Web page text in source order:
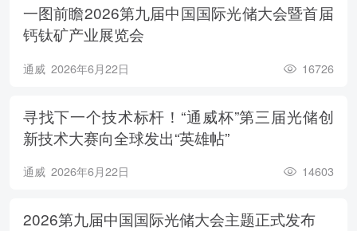
一图前瞻2026第九届中国国际光储大会暨首届
钙钛矿产业展览会
通威 2026年6月22日 16726
寻找下一个技术标杆！“通威杯”第三届光储创
新技术大赛向全球发出“英雄帖”
通威 2026年6月22日 14603
2026第九届中国国际光储大会主题正式发布